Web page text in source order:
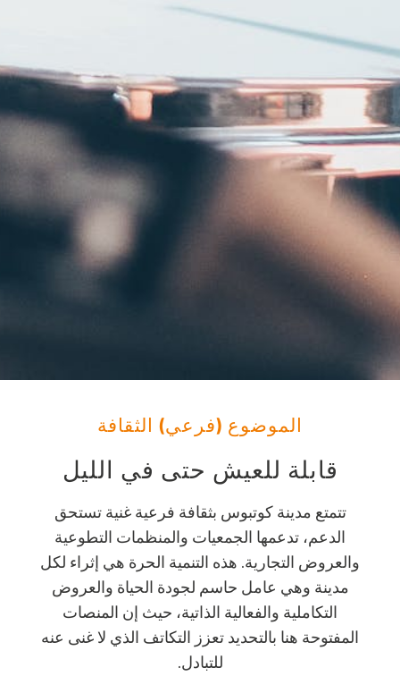
الموضوع (فرعي) الثقافة
قابلة للعيش حتى في الليل
تتمتع مدينة كوتبوس بثقافة فرعية غنية تستحق
الدعم، تدعمها الجمعيات والمنظمات التطوعية
والعروض التجارية. هذه التنمية الحرة هي إثراء لكل
مدينة وهي عامل حاسم لجودة الحياة والعروض
التكاملية والفعالية الذاتية، حيث إن المنصات
المفتوحة هنا بالتحديد تعزز التكاتف الذي لا غنى عنه
للتبادل.